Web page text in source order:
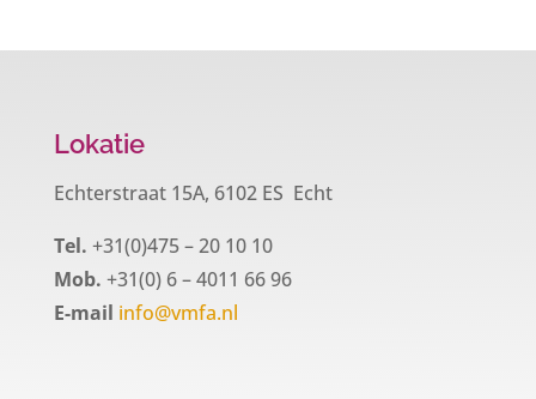
Lokatie
Echterstraat 15A, 6102 ES Echt
Tel. +31(0)475 – 20 10 10
Mob. +31(0) 6 – 4011 66 96
E-mail info@vmfa.nl